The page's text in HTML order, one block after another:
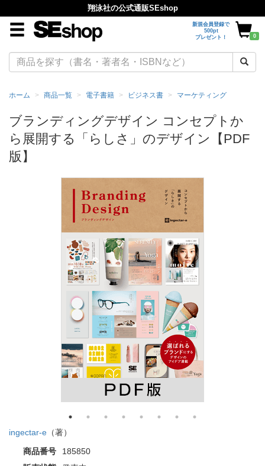
翔泳社の公式通販SEshop
新規会員登録で
500pt
プレゼント！
0
ホーム 商品一覧 電子書籍 ビジネス書 マーケティング
ブランディングデザイン コンセプトか
ら展開する「らしさ」のデザイン【PDF
版】
ingectar-e （著）
商品番号
185850